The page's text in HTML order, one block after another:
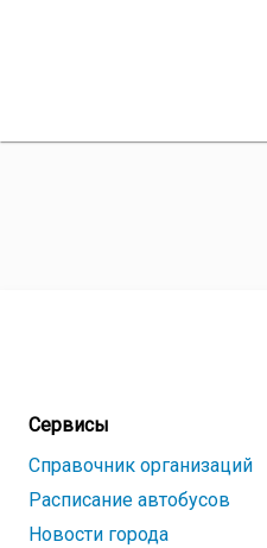
Сервисы
Справочник организаций
Расписание автобусов
Новости города